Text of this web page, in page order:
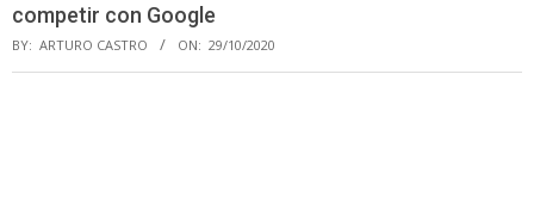
competir con Google
BY: ARTURO CASTRO ON: 29/10/2020